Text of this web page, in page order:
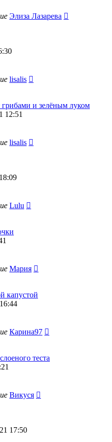
Элиза Лазарева
lisalis
и зелёным луком
12:51
lisalis
Lulu
Мария
капустой
Карина97
теста
Викуся
17:50